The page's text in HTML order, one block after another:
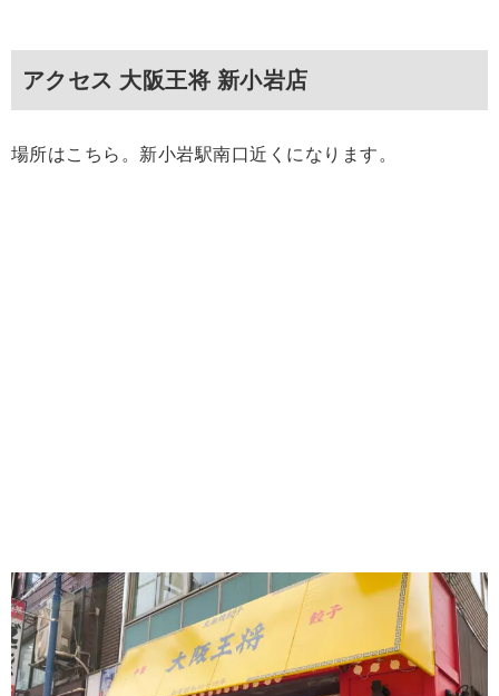
アクセス 大阪王将 新小岩店
場所はこちら。新小岩駅南口近くになります。